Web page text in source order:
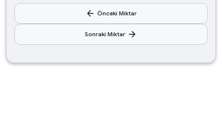
arrow_back Önceki Miktar
Sonraki Miktar arrow_forward